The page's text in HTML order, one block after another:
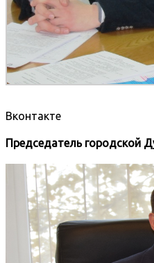
Вконтакте
Председатель городской